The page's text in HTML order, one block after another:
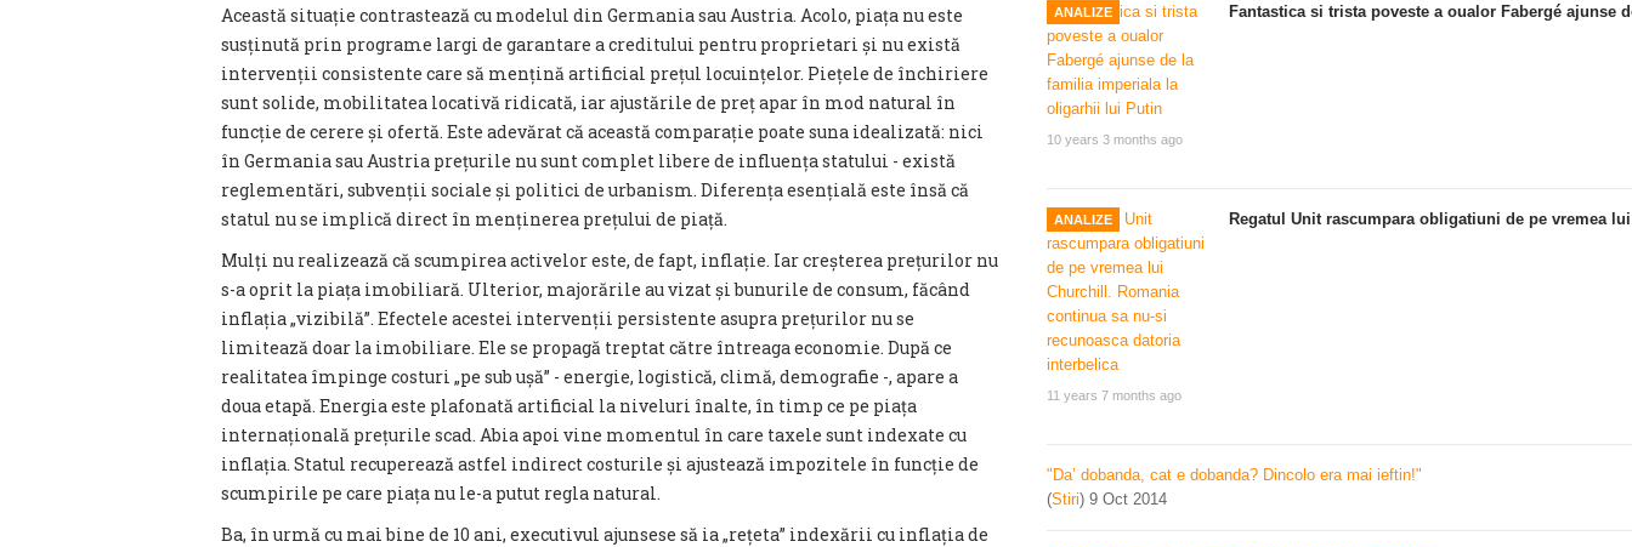
Această situație contrastează cu modelul din Germania sau Austria. Acolo, piața nu este
susținută prin programe largi de garantare a creditului pentru proprietari și nu există
intervenții consistente care să mențină artificial prețul locuințelor. Piețele de închiriere
sunt solide, mobilitatea locativă ridicată, iar ajustările de preț apar în mod natural în
funcție de cerere și ofertă. Este adevărat că această comparație poate suna idealizată: nici
în Germania sau Austria prețurile nu sunt complet libere de influența statului - există
reglementări, subvenții sociale și politici de urbanism. Diferența esențială este însă că
statul nu se implică direct în menținerea prețului de piață.
Mulți nu realizează că scumpirea activelor este, de fapt, inflație. Iar creșterea prețurilor nu
s-a oprit la piața imobiliară. Ulterior, majorările au vizat și bunurile de consum, făcând
inflația „vizibilă”. Efectele acestei intervenții persistente asupra prețurilor nu se
limitează doar la imobiliare. Ele se propagă treptat către întreaga economie. După ce
realitatea împinge costuri „pe sub ușă” - energie, logistică, climă, demografie -, apare a
doua etapă. Energia este plafonată artificial la niveluri înalte, în timp ce pe piața
internațională prețurile scad. Abia apoi vine momentul în care taxele sunt indexate cu
inflația. Statul recuperează astfel indirect costurile și ajustează impozitele în funcție de
scumpirile pe care piața nu le-a putut regla natural.
Ba, în urmă cu mai bine de 10 ani, executivul ajunsese să ia „rețeta” indexării cu inflația de
ANALIZE
10 years 3 months ago
Fantastica si trista poveste a oualor Fabergé
ANALIZE
11 years 7 months ago
Regatul Unit rascumpara obligatiuni de pe vremea
"Da’ dobanda, cat e dobanda? Dincolo era mai ieftin!"
(Stiri) 9 Oct 2014